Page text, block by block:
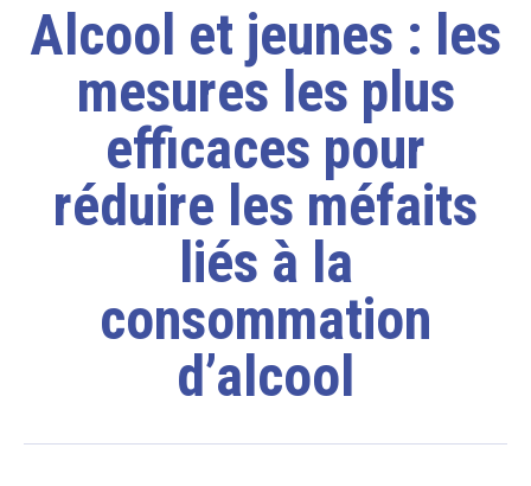
Alcool et jeunes : les
mesures les plus
efficaces pour
réduire les méfaits
liés à la
consommation
d’alcool